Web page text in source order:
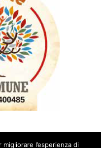
l’esperienza di